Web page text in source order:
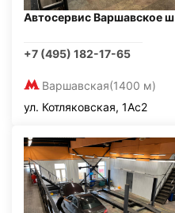
Автосервис Варшавское ш
+7 (495) 182-17-65
Варшавская(1400 м)
ул. Котляковская, 1Ас2